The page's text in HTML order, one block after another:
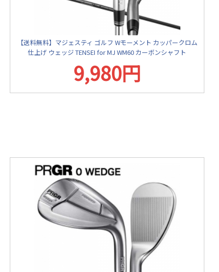
【送料無料】マジェスティ ゴルフ Wモーメント カッパークロム
仕上げ ウェッジ TENSEI for MJ WM60 カーボンシャフト
9,980円